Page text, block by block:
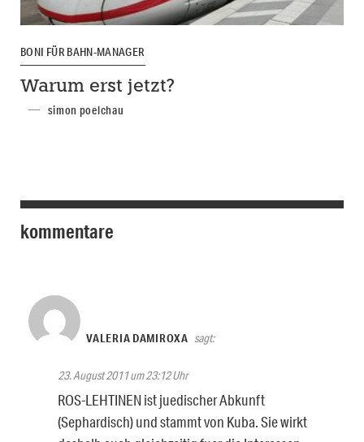
BONI FÜR BAHN-MANAGER
Warum erst jetzt?
simon poelchau
kommentare
VALERIA DAMIROXA sagt:
23. August 2011 um 23:12 Uhr
ROS-LEHTINEN ist juedischer Abkunft
(Sephardisch) und stammt von Kuba. Sie wirkt